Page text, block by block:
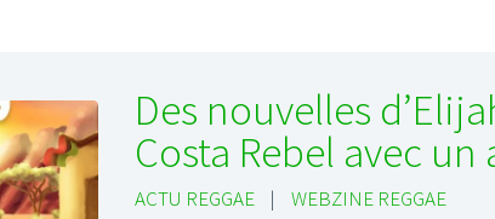
Des nouvelles
Costa Rebel avec un
ACTU REGGAE | WEBZINE REGGAE